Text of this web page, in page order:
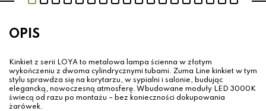
OPIS
Kinkiet z serii LOYA to metalowa lampa ścienna w złotym
wykończeniu z dwoma cylindrycznymi tubami. Zuma Line kinkiet w tym
stylu sprawdza się na korytarzu, w sypialni i salonie, budując
elegancką, nowoczesną atmosferę. Wbudowane moduły LED 3000K
świecą od razu po montażu – bez konieczności dokupowania
żarówek.